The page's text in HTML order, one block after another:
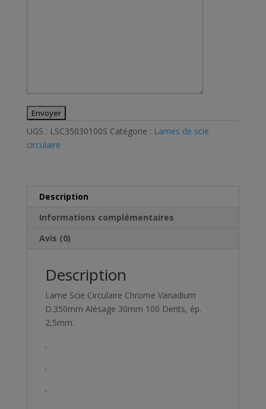
UGS : LSC35030100S Catégorie : Lames de scie
circulaire
Description
Informations complémentaires
Avis (0)
Description
Lame Scie Circulaire Chrome Vanadium
D.350mm Alésage 30mm 100 Dents, ép.
2,5mm.
.
.
.